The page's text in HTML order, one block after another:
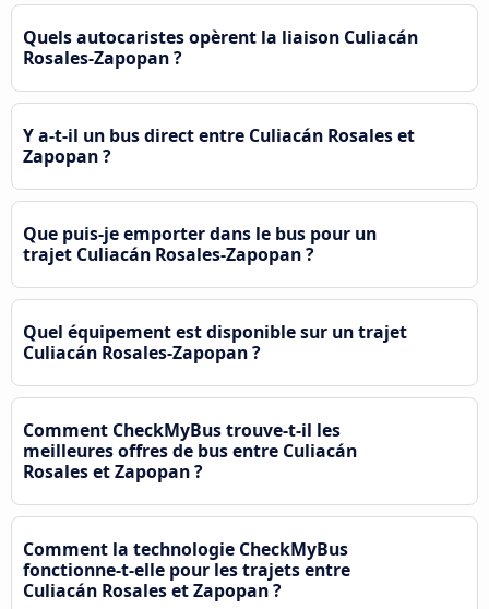
Quels autocaristes opèrent la liaison Culiacán
Rosales-Zapopan ?
Y a-t-il un bus direct entre Culiacán Rosales et
Zapopan ?
Que puis-je emporter dans le bus pour un
trajet Culiacán Rosales-Zapopan ?
Quel équipement est disponible sur un trajet
Culiacán Rosales-Zapopan ?
Comment CheckMyBus trouve-t-il les
meilleures offres de bus entre Culiacán
Rosales et Zapopan ?
Comment la technologie CheckMyBus
fonctionne-t-elle pour les trajets entre
Culiacán Rosales et Zapopan ?